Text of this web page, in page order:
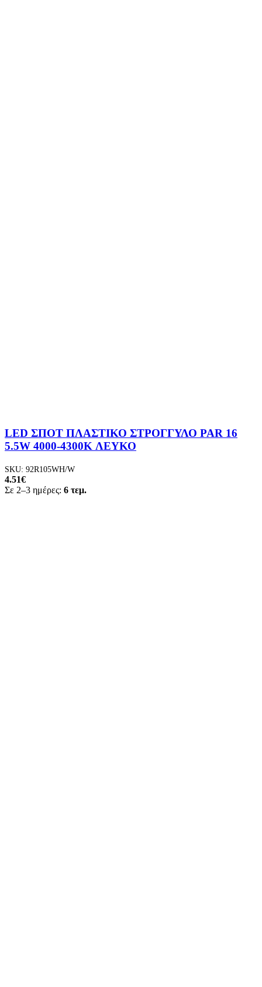
LED ΣΠΟΤ ΠΛΑΣΤΙΚΟ ΣΤΡΟΓΓΥΛΟ PAR 16
5.5W 4000-4300K ΛΕΥΚΟ
SKU: 92R105WH/W
4.51€
Σε 2–3 ημέρες: 6 τεμ.